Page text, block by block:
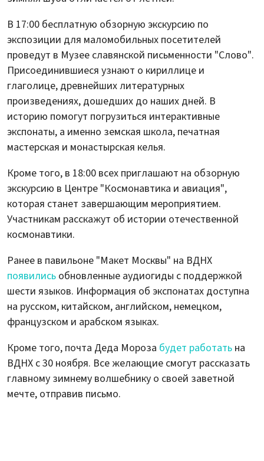
В 17:00 бесплатную обзорную экскурсию по
экспозиции для маломобильных посетителей
проведут в Музее славянской письменности "Слово".
Присоединившиеся узнают о кириллице и
глаголице, древнейших литературных
произведениях, дошедших до наших дней. В
историю помогут погрузиться интерактивные
экспонаты, а именно земская школа, печатная
мастерская и монастырская келья.
Кроме того, в 18:00 всех приглашают на обзорную
экскурсию в Центре "Космонавтика и авиация",
которая станет завершающим мероприятием.
Участникам расскажут об истории отечественной
космонавтики.
Ранее в павильоне "Макет Москвы" на ВДНХ
появились обновленные аудиогиды с поддержкой
шести языков. Информация об экспонатах доступна
на русском, китайском, английском, немецком,
французском и арабском языках.
Кроме того, почта Деда Мороза будет работать на
ВДНХ с 30 ноября. Все желающие смогут рассказать
главному зимнему волшебнику о своей заветной
мечте, отправив письмо.